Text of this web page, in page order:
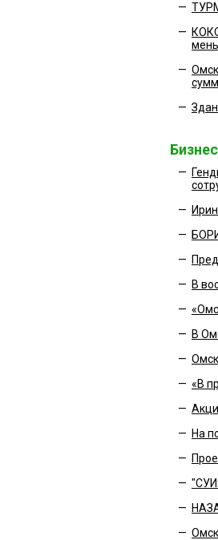
—
—
—
—
Бизнес
—
—
—
—
— В
—
— В
—
— «В
—
— На
—
—
—
—